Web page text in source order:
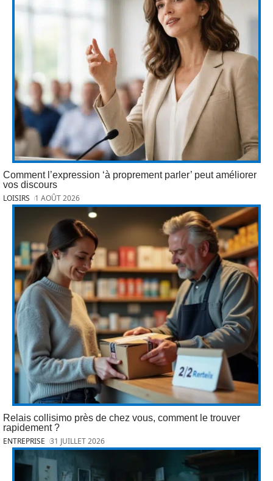
Comment l’expression ‘à proprement parler’ peut améliorer
vos discours
LOISIRS 1 AOÛT 2026
Relais collisimo près de chez vous, comment le trouver
rapidement ?
ENTREPRISE 31 JUILLET 2026